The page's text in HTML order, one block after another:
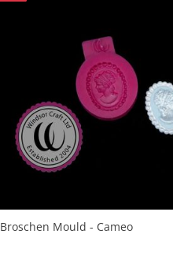
Broschen Mould - Cameo